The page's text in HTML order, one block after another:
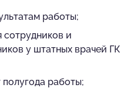
работы;
сотрудников и
у штатных врачей ГК
работы;